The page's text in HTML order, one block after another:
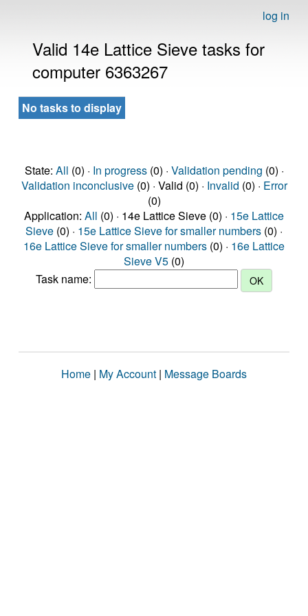
log in
Valid 14e Lattice Sieve tasks for
computer 6363267
No tasks to display
State: All (0) · In progress(0) · Validation pending (0) ·
Validation inconclusive(0) · Valid (0) · Invalid (0) · Error
(0)
Application: All (0) · 14e Lattice Sieve (0) · 15e Lattice
Sieve (0) · 15e Lattice Sieve for smaller numbers (0) ·
16e Lattice Sieve for smaller numbers (0) · 16e Lattice
Sieve V5 (0)
Task name:
Home | My Account | Message Boards